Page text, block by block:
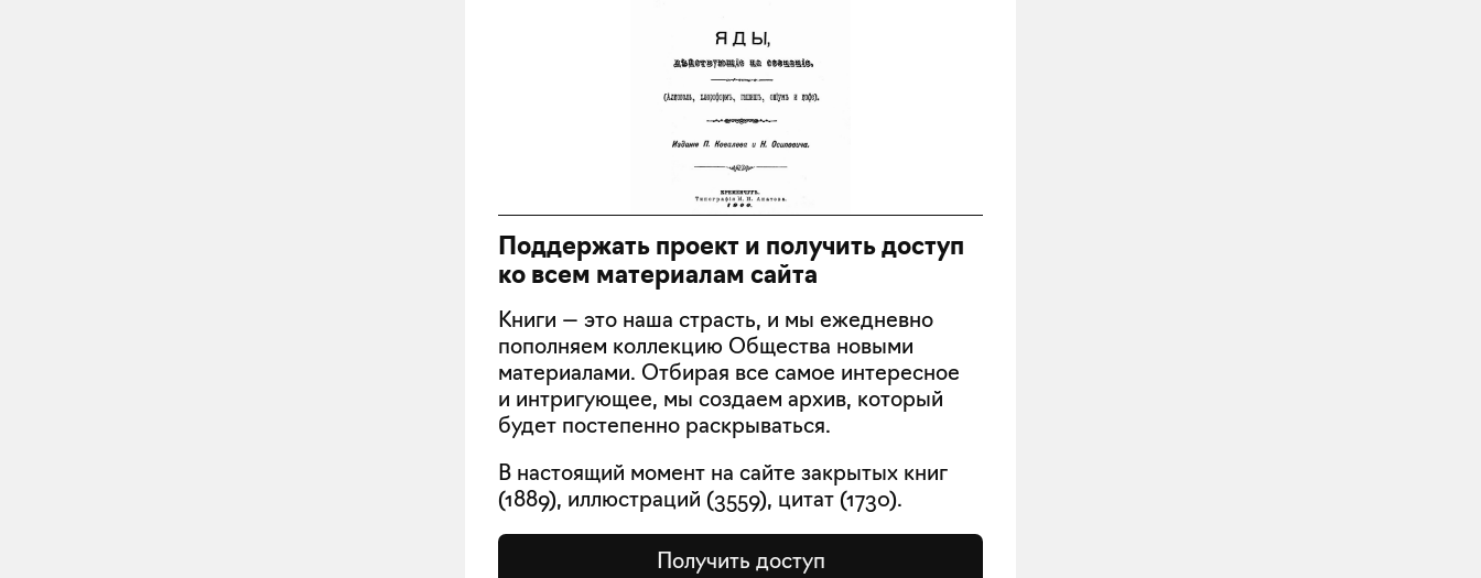
Поддержать проект и получить доступ
ко всем материалам сайта
Книги — это наша страсть, и мы ежедневно
пополняем коллекцию Общества новыми
материалами. Отбирая все самое интересное
и интригующее, мы создаем архив, который
будет постепенно раскрываться.
В настоящий момент на сайте закрытых книг
(1889), иллюстраций (3559), цитат (1730).
Получить доступ